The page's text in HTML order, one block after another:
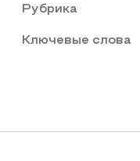
Рубрика
Ключевые слова